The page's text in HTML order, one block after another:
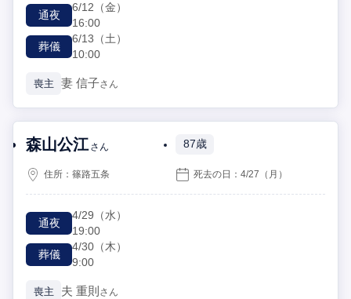
通夜
6/12 （金）
16:00
葬儀
6/13 （土）
10:00
喪主 妻 信子さん
森山公江 さん 87歳
住所：篠路五条 死去の日：4/27 （月）
通夜
4/29 （水）
19:00
葬儀
4/30 （木）
9:00
喪主 夫 重則 さん